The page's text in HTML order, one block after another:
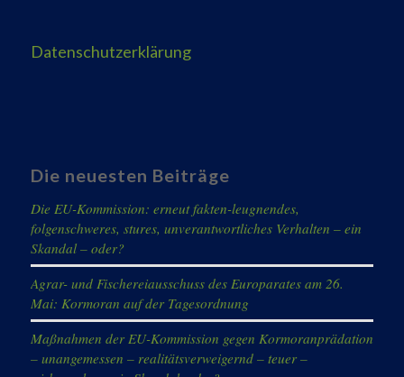
Datenschutzerklärung
Die neuesten Beiträge
Die EU-Kommission: erneut fakten-leugnendes,
folgenschweres, stures, unverantwortliches Verhalten – ein
Skandal – oder?
Agrar- und Fischereiausschuss des Europarates am 26.
Mai: Kormoran auf der Tagesordnung
Maßnahmen der EU-Kommission gegen Kormoranprädation
– unangemessen – realitätsverweigernd – teuer –